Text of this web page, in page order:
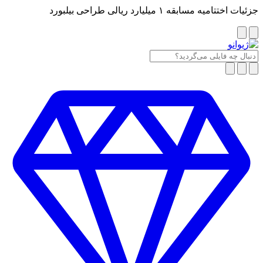
جزئیات اختتامیه مسابقه ۱ میلیارد ریالی طراحی بیلبورد